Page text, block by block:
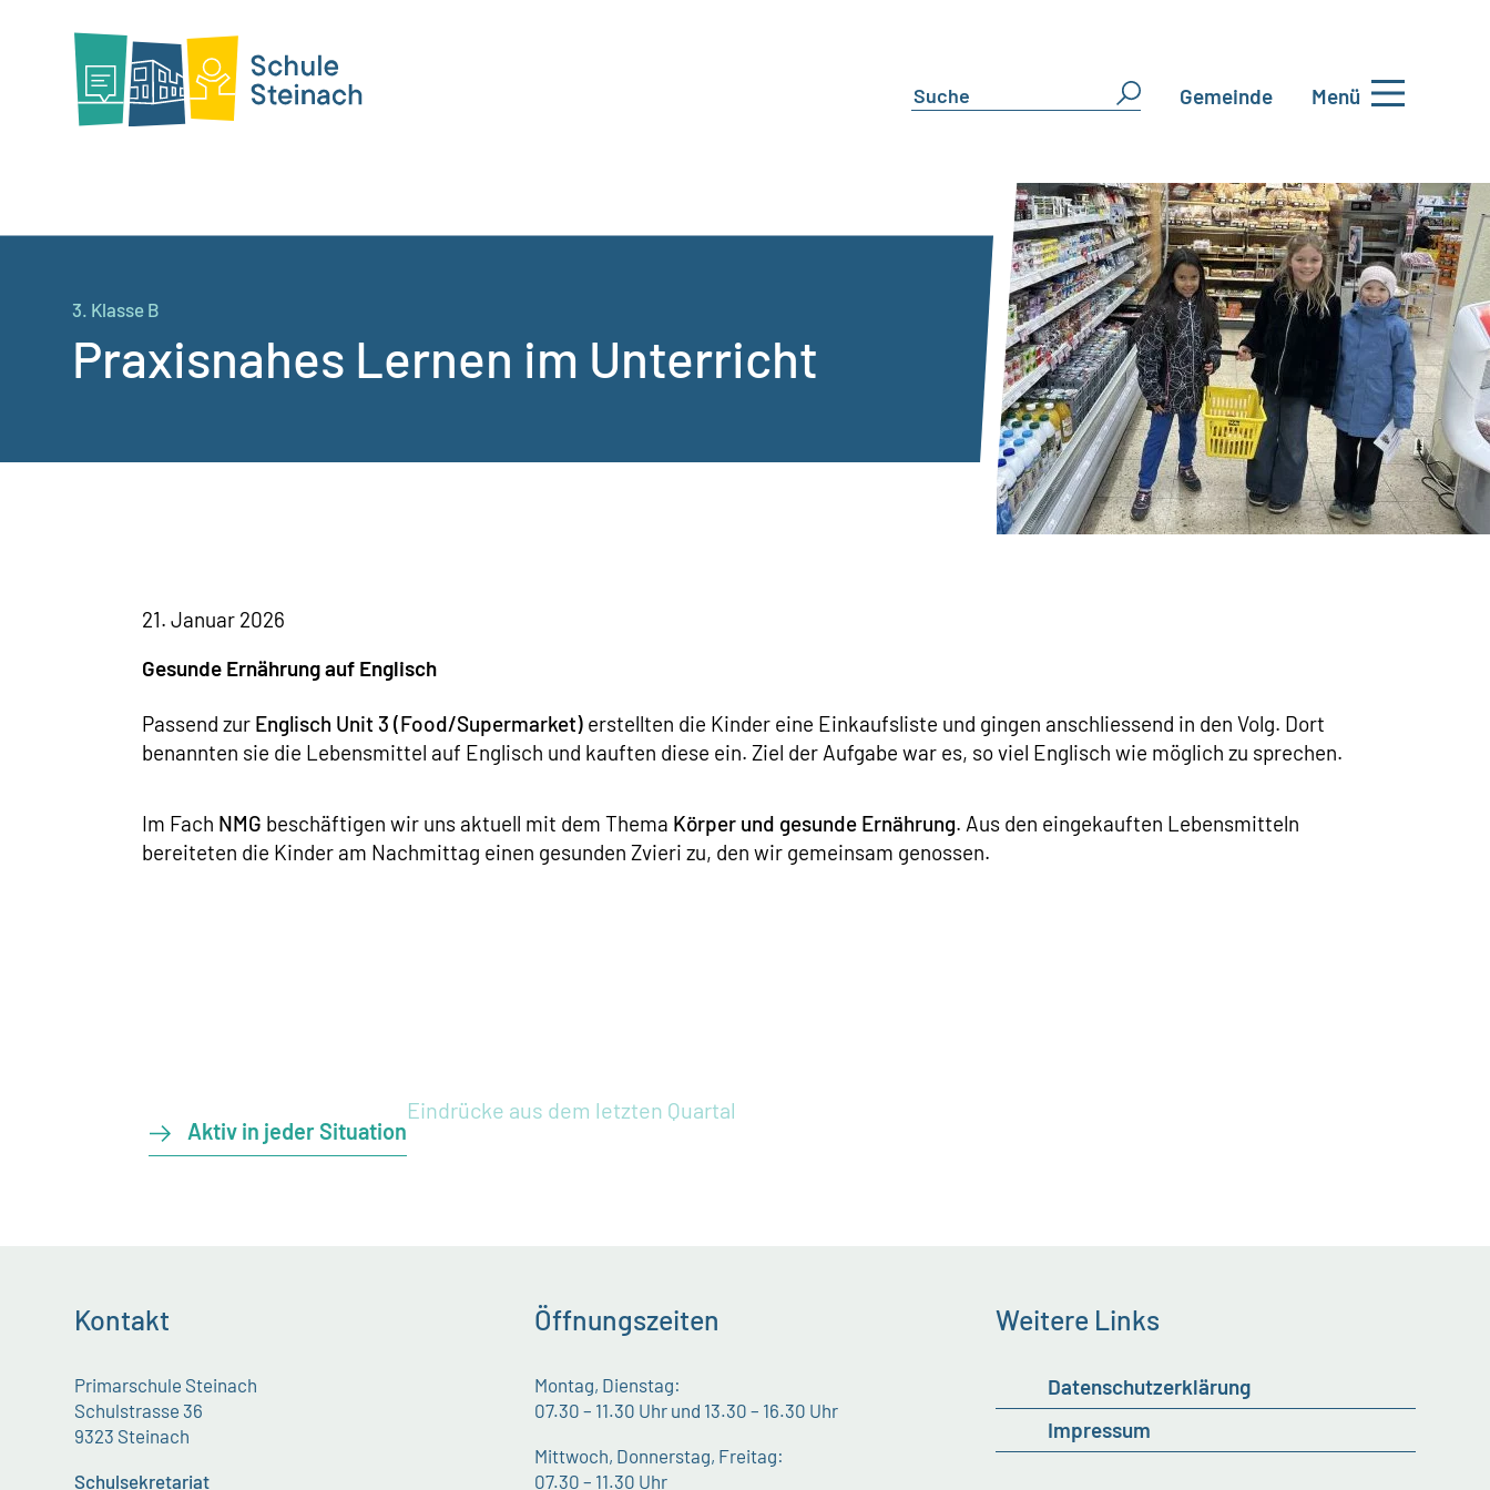
Gemeinde Menü
3. Klasse B
Praxisnahes Lernen im Unterricht
21. Januar 2026
Gesunde Ernährung auf Englisch
Passend zur Englisch Unit 3 (Food/Supermarket)erstellten die Kinder eine Einkaufsliste und gingen anschliessend in den Volg. Dort
benannten sie die Lebensmittel auf Englisch und kauften diese ein. Ziel der Aufgabe war es, so viel Englisch wie möglich zu sprechen.
Im Fach NMG beschäftigen wir uns aktuell mit dem Thema Körper und gesunde Ernährung. Aus den eingekauften Lebensmitteln
bereiteten die Kinder am Nachmittag einen gesunden Zvieri zu, den wir gemeinsam genossen.
Aktiv in jeder Situation
Eindrücke aus dem letzten Quartal
Kontakt
Primarschule Steinach
Schulstrasse 36
9323 Steinach
Schulsekretariat
Öffnungszeiten
Montag, Dienstag:
07.30 – 11.30 Uhr und 13.30 – 16.30 Uhr
Mittwoch, Donnerstag, Freitag:
07.30 – 11.30 Uhr
Weitere Links
Datenschutzerklärung
Impressum